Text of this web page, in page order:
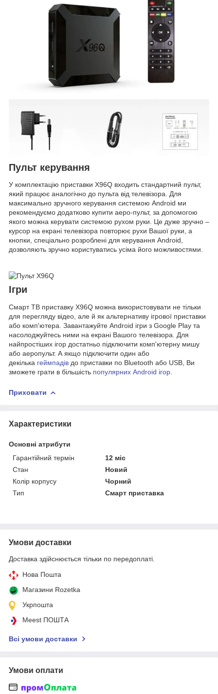
Пульт керування
У комплектацію приставки X96Q входить стандартний пульт,
який працює аналогічно до пульта від телевізора. Для
максимально зручного керування системою Android ми
рекомендуємо додатково купити аеро-пульт, за допомогою
якого можна керувати системою рухом руки. Це дуже зручно –
курсор на екрані телевізора повторює рухи Вашої руки, а
кнопки, спеціально розроблені для керування Android,
дозволяють зручно користуватись усіма його можливостями.
Ігри
Смарт ТВ приставку X96Q можна використовувати не тільки
для перегляду відео, але й як альтернативу ігрової приставки
або комп'ютера. Завантажуйте Android ігри з Google Play та
насолоджуйтесь ними на екрані Вашого телевізора. Для
найпростіших ігор достатньо підключити комп'ютерну мишу
або аеропульт. А якщо підключити один або
декілька геймпадів до приставки по Bluetooth або USB, Ви
зможете грати в більшість популярних Android ігор
Приховати
Характеристики
Основні атрибути
Гарантійний термін
12 міс
Стан
Новий
Колір корпусу
Чорний
Тип
Смарт приставка
Умови доставки
Доставка здійснюється тільки по передоплаті.
Нова Пошта
Магазини Rozetka
Укрпошта
Meest ПОШТА
Всі умови доставки
Умови оплати